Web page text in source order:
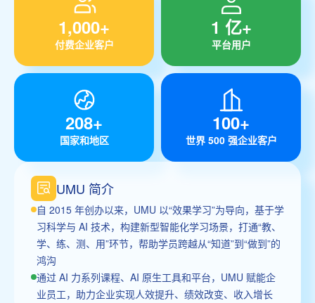
1,000+
付费企业客户
1 亿+
平台用户
208+
国家和地区
100+
世界 500 强企业客户
UMU 简介
自 2015 年创办以来，UMU 以“效果学习”为导向，基于学
习科学与 AI 技术，构建新型智能化学习场景，打通“教、
学、练、测、用”环节，帮助学员跨越从“知道”到“做到”的
鸿沟
通过 AI 力系列课程、AI 原生工具和平台，UMU 赋能企
业员工，助力企业实现人效提升、绩效改变、收入增长